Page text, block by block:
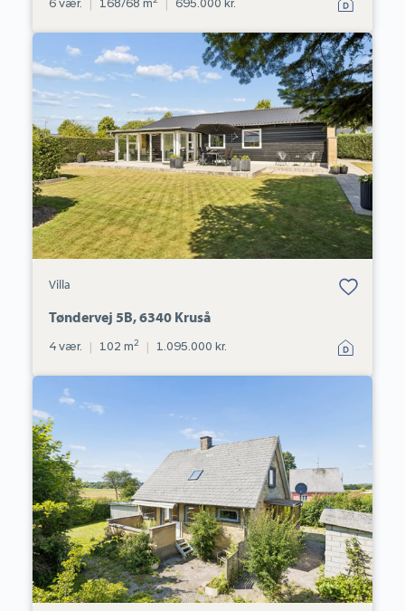
6 vær. 168/68 m 695.000 kr.
Tøndervej
5B,
6340
Kruså
Villa
Bolig er gemt
under dine
Tøndervej 5B, 6340 Kruså
4 vær. | 102 m2 | 1.095.000 kr.
Nederbyvej
19A,
Hokkerup,
6340
Kruså